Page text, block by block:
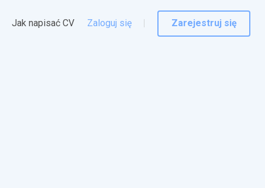
Jak napisać CV Zaloguj się Zarejestruj się